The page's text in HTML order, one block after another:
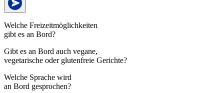
Welche Freizeitmöglichkeiten
gibt es an Bord?
Gibt es an Bord auch vegane,
vegetarische oder glutenfreie Gerichte?
Welche Sprache wird
an Bord gesprochen?